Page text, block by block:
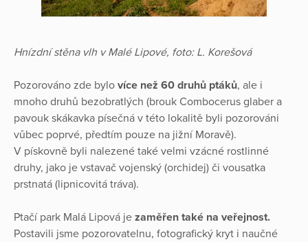
Hnízdní stěna vlh v Malé Lipové, foto: L. Korešová
Pozorováno zde bylo více než 60 druhů ptáků, ale i
mnoho druhů bezobratlých (brouk Combocerus glaber a
pavouk skákavka písečná v této lokalitě byli pozorováni
vůbec poprvé, předtím pouze na jižní Moravě).
V pískovně byli nalezené také velmi vzácné rostlinné
druhy, jako je vstavač vojenský (orchidej) či vousatka
prstnatá (lipnicovitá tráva).
Ptačí park Malá Lipová je zaměřen také na veřejnost.
Postavili jsme pozorovatelnu, fotografický kryt i naučné